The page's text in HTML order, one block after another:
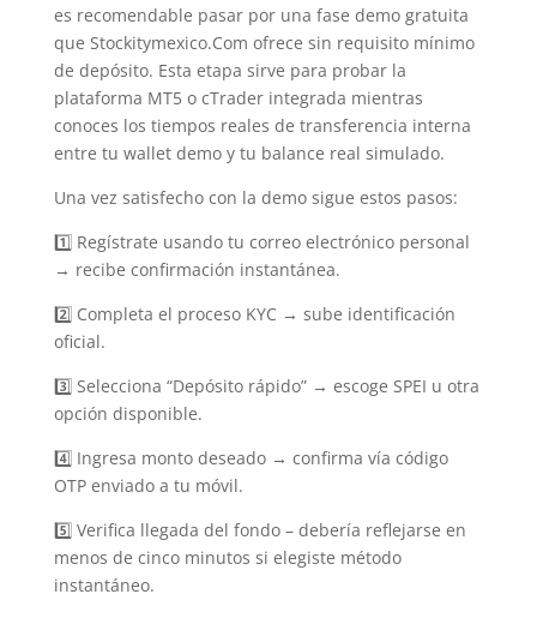
es recomendable pasar por una fase demo gratuita
que Stockitymexico.Com ofrece sin requisito mínimo
de depósito. Esta etapa sirve para probar la
plataforma MT5 o cTrader integrada mientras
conoces los tiempos reales de transferencia interna
entre tu wallet demo y tu balance real simulado.
Una vez satisfecho con la demo sigue estos pasos:
1️⃣ Regístrate usando tu correo electrónico personal
→ recibe confirmación instantánea.
2️⃣ Completa el proceso KYC → sube identificación
oficial.
3️⃣ Selecciona “Depósito rápido” → escoge SPEI u otra
opción disponible.
4️⃣ Ingresa monto deseado → confirma vía código
OTP enviado a tu móvil.
5️⃣ Verifica llegada del fondo – debería reflejarse en
menos de cinco minutos si elegiste método
instantáneo.